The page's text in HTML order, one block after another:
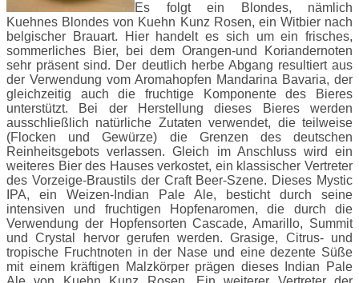
Es folgt ein Blondes, nämlich
Kuehnes Blondes von Kuehn Kunz Rosen, ein Witbier nach
belgischer Brauart. Hier handelt es sich um ein frisches,
sommerliches Bier, bei dem Orangen-und Koriandernoten
sehr präsent sind. Der deutlich herbe Abgang resultiert aus
der Verwendung vom Aromahopfen Mandarina Bavaria, der
gleichzeitig auch die fruchtige Komponente des Bieres
unterstützt. Bei der Herstellung dieses Bieres werden
ausschließlich natürliche Zutaten verwendet, die teilweise
(Flocken und Gewürze) die Grenzen des deutschen
Reinheitsgebots verlassen. Gleich im Anschluss wird ein
weiteres Bier des Hauses verkostet, ein klassischer Vertreter
des Vorzeige-Braustils der Craft Beer-Szene. Dieses Mystic
IPA, ein Weizen-Indian Pale Ale, besticht durch seine
intensiven und fruchtigen Hopfenaromen, die durch die
Verwendung der Hopfensorten Cascade, Amarillo, Summit
und Crystal hervor gerufen werden. Grasige, Citrus- und
tropische Fruchtnoten in der Nase und eine dezente Süße
mit einem kräftigen Malzkörper prägen dieses Indian Pale